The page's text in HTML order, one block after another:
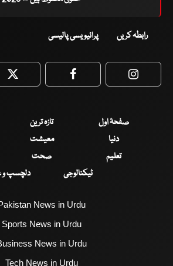
رابطہ کریں پرائیویسی پالیسی
Twitter Facebook
صفحۂ اول تازہ ترین
دنیا
معیشت
تعلیم
صحت
ٹیکنالوجی
دلچسپ
News in Urdu
Sports News in Urdu
News in Urdu
Tech News in Urdu